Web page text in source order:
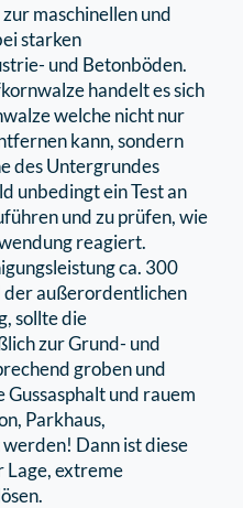
maschinellen und
starken
und Betonböden.
handelt es sich
welche nicht nur
kann, sondern
des Untergrundes
unbedingt ein Test an
und zu prüfen, wie
reagiert.
ca. 300
der außerordentlichen
sollte die
zur Grund- und
groben und
und rauem
Parkhaus,
Dann ist diese
Lage, extreme